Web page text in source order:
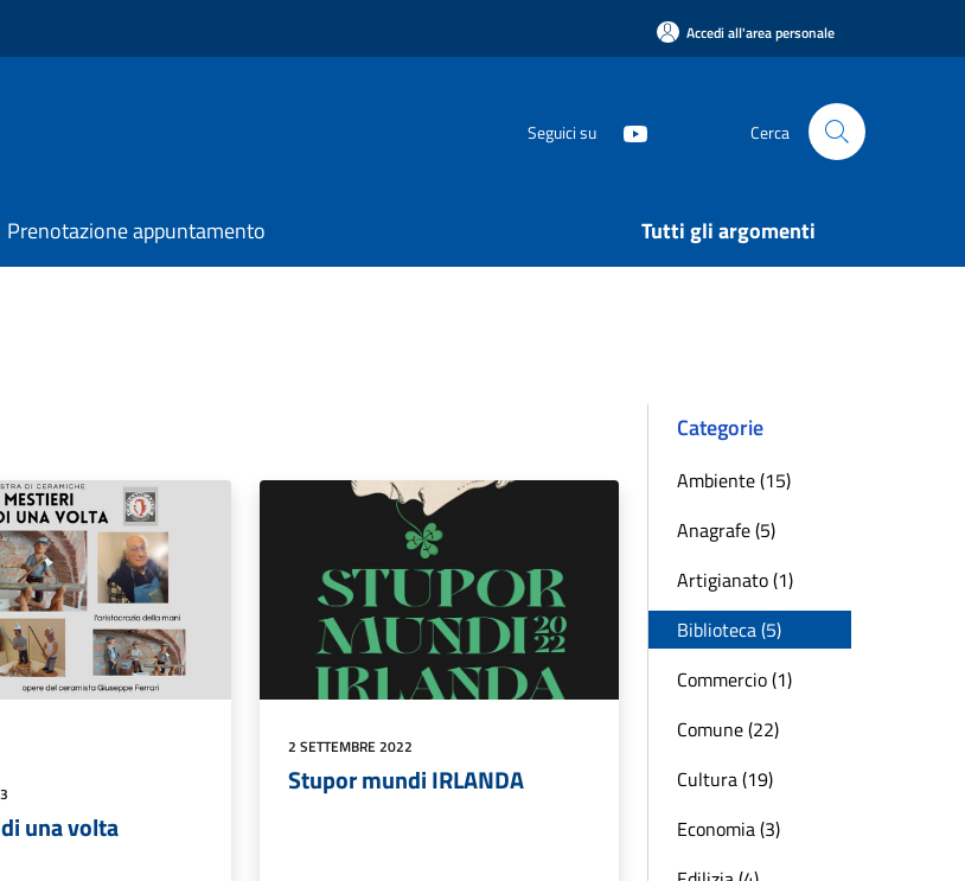
Accedi all'area personale
Seguici su Cerca
Prenotazione appuntamento Tutti gli argomenti
una volta
2 SETTEMBRE 2022
Stupor mundi IRLANDA
Categorie
Ambiente (15)
Anagrafe (5)
Artigianato (1)
Biblioteca (5)
Commercio (1)
Comune (22)
Cultura (19)
Economia (3)